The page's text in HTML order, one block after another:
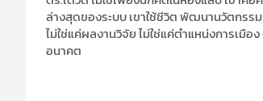
ล่างสุดของระบบ เขาใช้ชีวิต พัฒนานวัตกรรม
ไม่ใช่แค่ผลงานวิจัย ไม่ใช่แค่ตำแหน่งการเมื
อนาคต